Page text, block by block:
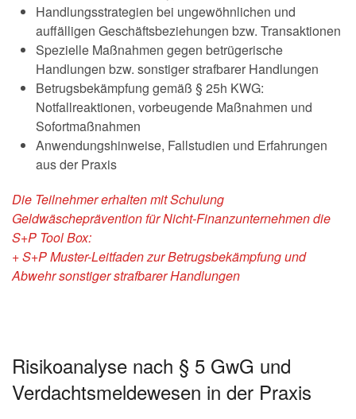
Handlungsstrategien bei ungewöhnlichen und
auffälligen Geschäftsbeziehungen bzw. Transaktionen
Spezielle Maßnahmen gegen betrügerische
Handlungen bzw. sonstiger strafbarer Handlungen
Betrugsbekämpfung gemäß § 25h KWG:
Notfallreaktionen, vorbeugende Maßnahmen und
Sofortmaßnahmen
Anwendungshinweise, Fallstudien und Erfahrungen
aus der Praxis
Die Teilnehmer erhalten mit Schulung
Geldwäscheprävention für Nicht-Finanzunternehmen die
S+P Tool Box:
+ S+P Muster-Leitfaden zur Betrugsbekämpfung und
Abwehr sonstiger strafbarer Handlungen
Risikoanalyse nach § 5 GwG und
Verdachtsmeldewesen in der Praxis